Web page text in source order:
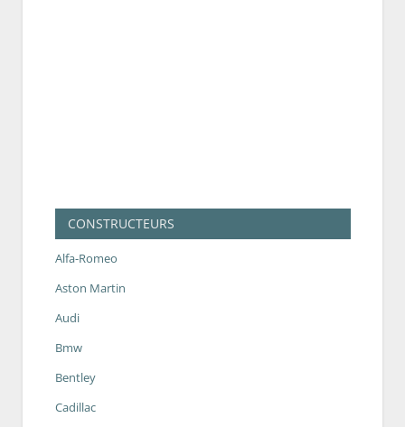
CONSTRUCTEURS
Alfa-Romeo
Aston Martin
Audi
Bmw
Bentley
Cadillac